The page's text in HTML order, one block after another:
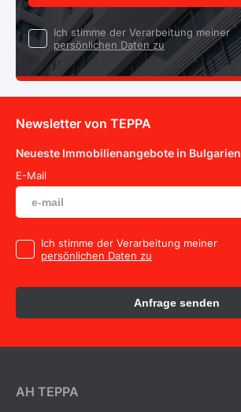
Ich stimme der Verarbeitung meiner
persönlichen Daten zu
Newsletter von TEPPA
Neueste Immobilienangebote in Bulgarien
E-Mail
Ich stimme der Verarbeitung meiner
persönlichen Daten zu
Anfrage senden
AH ТEPPA